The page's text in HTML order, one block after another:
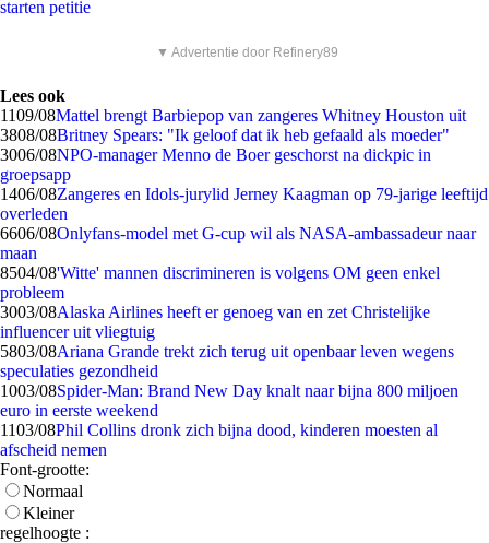
starten petitie
▼ Advertentie door Refinery89
Lees ook
1109/08Mattel brengt Barbiepop van zangeres Whitney Houston uit
3808/08Britney Spears: "Ik geloof dat ik heb gefaald als moeder"
3006/08NPO-manager Menno de Boer geschorst na dickpic in
groepsapp
1406/08Zangeres en Idols-jurylid Jerney Kaagman op 79-jarige leeftijd
overleden
6606/08Onlyfans-model met G-cup wil als NASA-ambassadeur naar
maan
8504/08'Witte' mannen discrimineren is volgens OM geen enkel
probleem
3003/08Alaska Airlines heeft er genoeg van en zet Christelijke
influencer uit vliegtuig
5803/08Ariana Grande trekt zich terug uit openbaar leven wegens
speculaties gezondheid
1003/08Spider-Man: Brand New Day knalt naar bijna 800 miljoen
euro in eerste weekend
1103/08Phil Collins dronk zich bijna dood, kinderen moesten al
afscheid nemen
Font-grootte:
Normaal
Kleiner
regelhoogte :